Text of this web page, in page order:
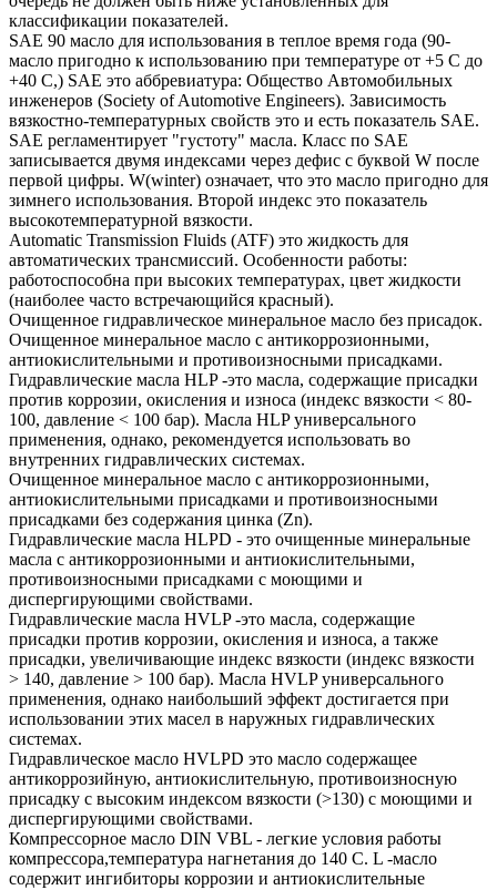
классификации показателей.
SAE 90 масло для использования в теплое время года (90-
масло пригодно к использованию при температуре от +5 С до
+40 С,) SAE это аббревиатура: Общество Автомобильных
инженеров (Society of Automotive Engineers). Зависимость
вязкостно-температурных свойств это и есть показатель SAE.
SAE регламентирует "густоту" масла. Класс по SAE
записывается двумя индексами через дефис с буквой W после
первой цифры. W(winter) означает, что это масло пригодно для
зимнего использования. Второй индекс это показатель
высокотемпературной вязкости.
Automatic Transmission Fluids (ATF) это жидкость для
автоматических трансмиссий. Особенности работы:
работоспособна при высоких температурах, цвет жидкости
(наиболее часто встречающийся красный).
Очищенное гидравлическое минеральное масло без присадок.
Очищенное минеральное масло с антикоррозионными,
антиокислительными и противоизносными присадками.
Гидравлические масла HLP -это масла, содержащие присадки
против коррозии, окисления и износа (индекс вязкости < 80-
100, давление < 100 бар). Масла HLP универсального
применения, однако, рекомендуется использовать во
внутренних гидравлических системах.
Очищенное минеральное масло с антикоррозионными,
антиокислительными присадками и противоизносными
присадками без содержания цинка (Zn).
Гидравлические масла HLPD - это очищенные минеральные
масла с антикоррозионными и антиокислительными,
противоизносными присадками с моющими и
диспергирующими свойствами.
Гидравлические масла HVLP -это масла, содержащие
присадки против коррозии, окисления и износа, а также
присадки, увеличивающие индекс вязкости (индекс вязкости
> 140, давление > 100 бар). Масла HVLP универсального
применения, однако наибольший эффект достигается при
использовании этих масел в наружных гидравлических
системах.
Гидравлическое масло HVLPD это масло содержащее
антикоррозийную, антиокислительную, противоизносную
присадку с высоким индексом вязкости (>130) с моющими и
диспергирующими свойствами.
Компрессорное масло DIN VBL - легкие условия работы
компрессора,температура нагнетания до 140 С. L -масло
содержит ингибиторы коррозии и антиокислительные